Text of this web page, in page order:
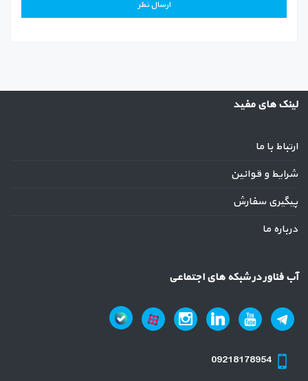
لینک های مفید
ارتباط با ما
شرایط و قوانین
پیگیری سفارش
درباره ما
آب فناور در شبکه های اجتماعی
09218178954